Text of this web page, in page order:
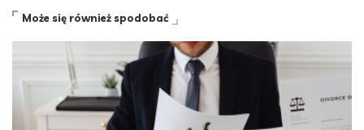
Może się również spodobać